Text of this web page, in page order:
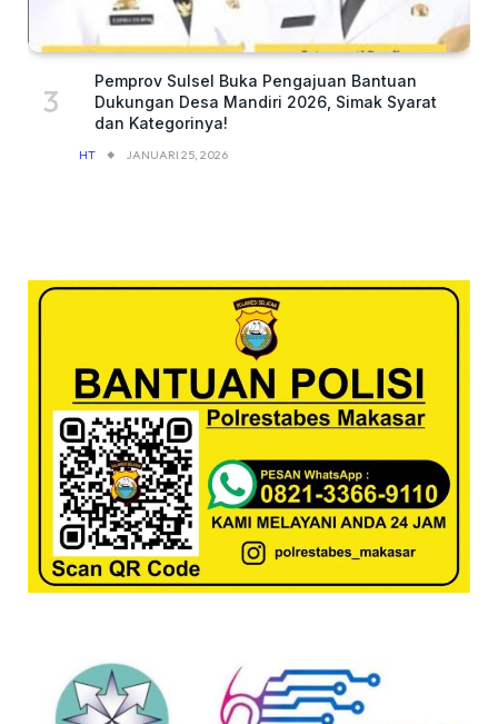
Pemprov Sulsel Buka Pengajuan Bantuan
Dukungan Desa Mandiri 2026, Simak Syarat
dan Kategorinya!
HT JANUARI 25, 2026